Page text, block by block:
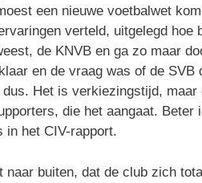
een nieuwe voetbalwet
verteld, uitgelegd
de KNVB en ga zo maar
en de vraag was of de SVB
dus. Het is verkiezingstijd,
die het aangaat.
in het CIV-rapport.
naar buiten, dat de club zich